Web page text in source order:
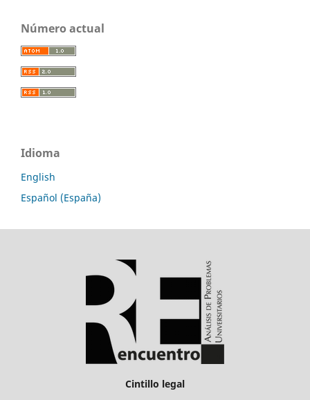
Número actual
Idioma
English
Español (España)
Cintillo legal